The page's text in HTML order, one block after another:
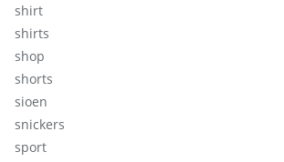
shirt
shirts
shop
shorts
sioen
snickers
sport